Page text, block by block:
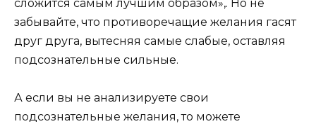
сложится самым лучшим образом»,. Но не
забывайте, что противоречащие желания гасят
друг друга, вытесняя самые слабые, оставляя
подсознательные сильные.
А если вы не анализируете свои
подсознательные желания, то можете